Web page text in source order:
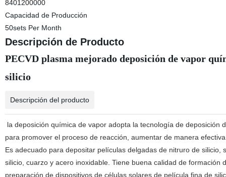
8401200000
Capacidad de Producción
50sets Per Month
Descripción de Producto
PECVD plasma mejorado deposición de vapor
silicio
Descripción del producto
la deposición química de vapor adopta la tecnología de
para promover el proceso de reacción, aumentar de manera
Es adecuado para depositar películas delgadas de nitruro de
silicio, cuarzo y acero inoxidable. Tiene buena calidad de
preparación de dispositivos de células solares de película fina de